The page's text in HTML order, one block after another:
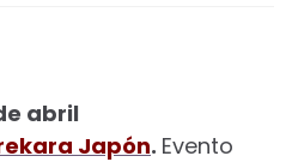
abril
Japón. Evento